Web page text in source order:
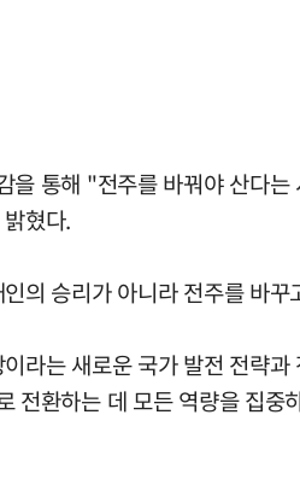
을 통해 "전주를 바꿔야 산다
혔다.
의 승리가 아니라 전주를 바
라는 새로운 국가 발전 전략
전환하는 데 모든 역량을 집중